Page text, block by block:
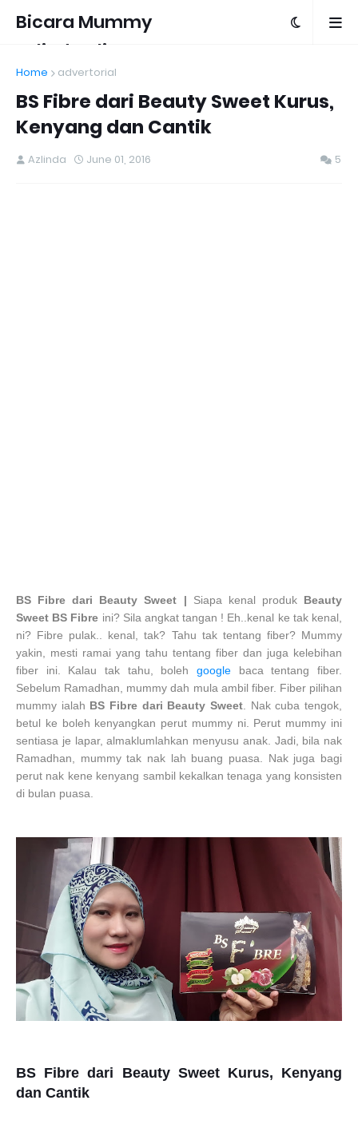
Bicara Mummy
Azlinda Alin
Home advertorial
BS Fibre dari Beauty Sweet Kurus,
Kenyang dan Cantik
Azlinda June 01, 2016 5
BS Fibre dari Beauty Sweet | Siapa kenal produk Beauty
Sweet BS Fibre ini? Sila angkat tangan ! Eh..kenal ke tak kenal,
ni? Fibre pulak.. kenal, tak? Tahu tak tentang fiber? Mummy
yakin, mesti ramai yang tahu tentang fiber dan juga kelebihan
fiber ini. Kalau tak tahu, boleh google baca tentang fiber.
Sebelum Ramadhan, mummy dah mula ambil fiber. Fiber pilihan
mummy ialah BS Fibre dari Beauty Sweet . Nak cuba tengok,
betul ke boleh kenyangkan perut mummy ni. Perut mummy ini
sentiasa je lapar, almaklumlahkan menyusu anak. Jadi, bila nak
Ramadhan, mummy tak nak lah buang puasa. Nak juga bagi
perut nak kene kenyang sambil kekalkan tenaga yang konsisten
di bulan puasa.
BS Fibre dari Beauty Sweet Kurus, Kenyang
dan Cantik